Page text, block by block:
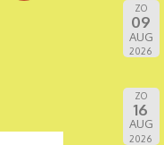
ZO
09
AUG
2026
ZO
16
AUG
2026